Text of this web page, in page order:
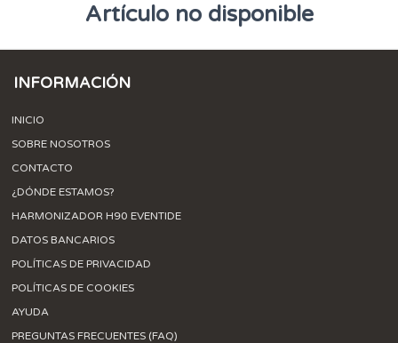
Artículo no disponible
INFORMACIÓN
INICIO
SOBRE NOSOTROS
CONTACTO
¿DÓNDE ESTAMOS?
HARMONIZADOR H90 EVENTIDE
DATOS BANCARIOS
POLÍTICAS DE PRIVACIDAD
POLÍTICAS DE COOKIES
AYUDA
PREGUNTAS FRECUENTES (FAQ)